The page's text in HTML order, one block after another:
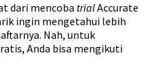
dari mencoba trialAccurate
ingin mengetahui lebih
Nah, untuk
Anda bisa mengikuti